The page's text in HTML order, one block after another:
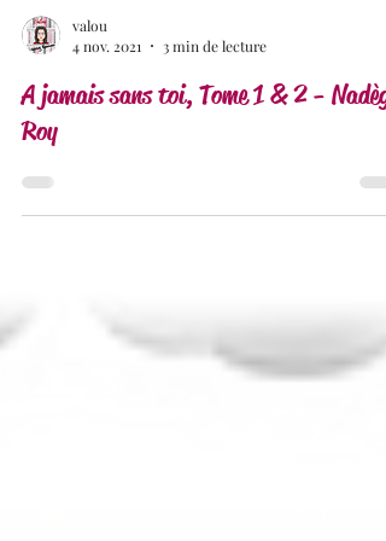
valou
4 nov. 2021
3 min de lecture
A jamais sans toi, Tome 1 & 2 - Nadège
Roy